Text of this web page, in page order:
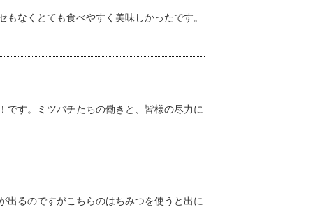
なくとても食べやすく美味しかったです。
です。ミツバチたちの働きと、皆様の尽力に
出るのですがこちらのはちみつを使うと出に